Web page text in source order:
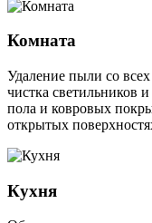
Комната
Удаление пыли со
чистка светильников
пола и ковровых
открытых
Кухня